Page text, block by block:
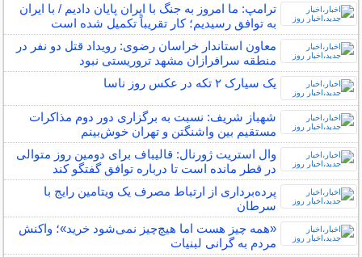
ترامپ: ما امروز به جنگ با ایران پایان دادیم / با ایران
به توافق رسیدیم؛ کار تقریباً تکمیل شده است
معاون استاندار خراسان رضوی: رویداد قتل دو نفر در
منطقه سرافرازان مشهد تروریستی نبود
یک سیارک ۲ تکه در عکس روز ناسا
شهباز شریف: نسبت به برگزاری دور دوم مذاکرات
مستقیم بین واشنگتن و تهران خوش‌بینم
وال استریت ژورنال: قالیباف برای دومین روز متوالی
در قطر مانده است تا درباره توافق گفتگو کند
پرده‌برداری از ارتباط مصرف یک ویتامین رایج با
سرطان
«همه چیز هست اما هیچ‌چیز نمی‌شود خرید»؛ واکنش
مردم به گرانی لبنیات